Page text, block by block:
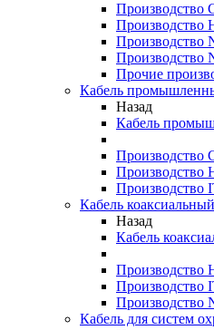
Производство
Производство
Производство
Производство
Прочие
Кабель
Назад
Кабель
Производство
Производство
Производство
Кабель коаксиальный
Назад
Кабель
Производство
Производство
Производство
Кабель для систем